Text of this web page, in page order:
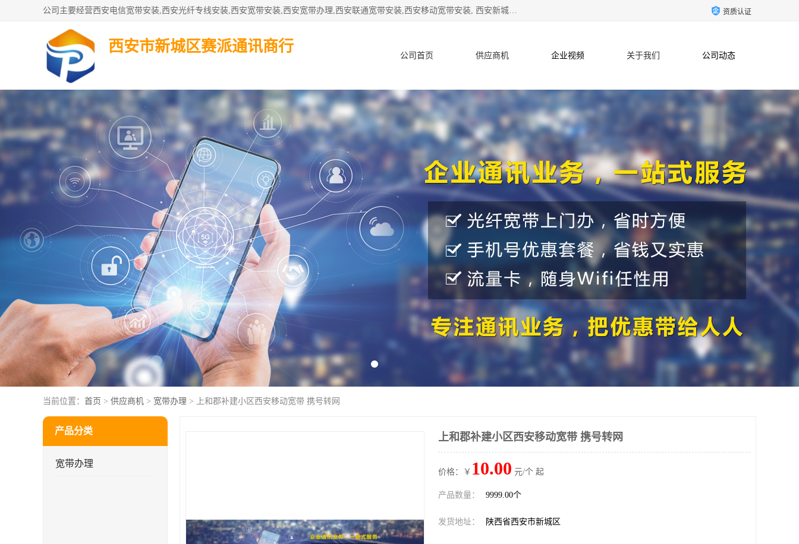
公司主要经营西安电信宽带安装,西安光纤专线安装,西安宽带安装,西安宽带办理,西安联通宽带安装,西安移动宽带安装, 西安新城赛派通讯商行从事西安地区的联通，移动，电信宽带安装，光纤专线安装，宽带办理等业务 资质认证
西安市新城区赛派通讯商行
公司首页 供应商机 企业视频 关于我们 公司动态
产品知识 客户案例 联系方式
当前位置： 首页 > 供应商机 > 宽带办理 > 上和郡补建小区西安移动宽带 携号转网
产品分类
宽带办理
上和郡补建小区西安移动宽带 携号转网
价格：￥ 10.00 元/个 起
产品数量： 9999.00个
发货地址： 陕西省西安市新城区